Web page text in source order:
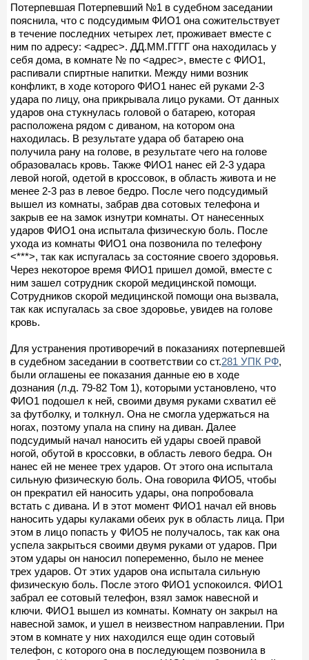
Потерпевшая Потерпевший №1 в судебном заседании
пояснила, что с подсудимым ФИО1 она сожительствует
в течение последних четырех лет, проживает вместе с
ним по адресу: <адрес>. ДД.ММ.ГГГГ она находилась у
себя дома, в комнате № по <адрес>, вместе с ФИО1,
распивали спиртные напитки. Между ними возник
конфликт, в ходе которого ФИО1 нанес ей руками 2-3
удара по лицу, она прикрывала лицо руками. От данных
ударов она стукнулась головой о батарею, которая
расположена рядом с диваном, на котором она
находилась. В результате удара об батарею она
получила рану на голове, в результате чего на голове
образовалась кровь. Также ФИО1 нанес ей 2-3 удара
левой ногой, одетой в кроссовок, в область живота и не
менее 2-3 раз в левое бедро. После чего подсудимый
вышел из комнаты, забрав два сотовых телефона и
закрыв ее на замок изнутри комнаты. От нанесенных
ударов ФИО1 она испытала физическую боль. После
ухода из комнаты ФИО1 она позвонила по телефону
<***>, так как испугалась за состояние своего здоровья.
Через некоторое время ФИО1 пришел домой, вместе с
ним зашел сотрудник скорой медицинской помощи.
Сотрудников скорой медицинской помощи она вызвала,
так как испугалась за свое здоровье, увидев на голове
кровь.
Для устранения противоречий в показаниях потерпевшей
в судебном заседании в соответствии со ст.281 УПК РФ,
были оглашены ее показания данные ею в ходе
дознания (л.д. 79-82 Том 1), которыми установлено, что
ФИО1 подошел к ней, своими двумя руками схватил её
за футболку, и толкнул. Она не смогла удержаться на
ногах, поэтому упала на спину на диван. Далее
подсудимый начал наносить ей удары своей правой
ногой, обутой в кроссовки, в область левого бедра. Он
нанес ей не менее трех ударов. От этого она испытала
сильную физическую боль. Она говорила ФИО5, чтобы
он прекратил ей наносить удары, она попробовала
встать с дивана. И в этот момент ФИО1 начал ей вновь
наносить удары кулаками обеих рук в область лица. При
этом в лицо попасть у ФИО5 не получалось, так как она
успела закрыться своими двумя руками от ударов. При
этом удары он наносил попеременно, было не менее
трех ударов. От этих ударов она испытала сильную
физическую боль. После этого ФИО1 успокоился. ФИО1
забрал ее сотовый телефон, взял замок навесной и
ключи. ФИО1 вышел из комнаты. Комнату он закрыл на
навесной замок, и ушел в неизвестном направлении. При
этом в комнате у них находился еще один сотовый
телефон, с которого она в последующем позвонила в